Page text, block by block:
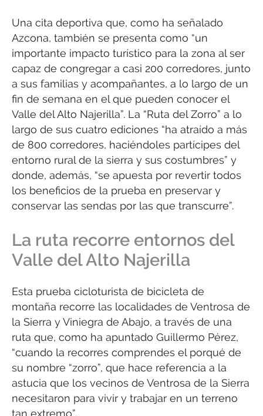
Una cita deportiva que, como ha señalado
Azcona, también se presenta como “un
importante impacto turístico para la zona al ser
capaz de congregar a casi 200 corredores, junto
a sus familias y acompañantes, a lo largo de un
fin de semana en el que pueden conocer el
Valle del Alto Najerilla”. La “Ruta del Zorro” a lo
largo de sus cuatro ediciones “ha atraído a más
de 800 corredores, haciéndoles partícipes del
entorno rural de la sierra y sus costumbres” y
donde, además, “se apuesta por revertir todos
los beneficios de la prueba en preservar y
conservar las sendas por las que transcurre”.
La ruta recorre entornos del
Valle del Alto Najerilla
Esta prueba cicloturista de bicicleta de
montaña recorre las localidades de Ventrosa de
la Sierra y Viniegra de Abajo, a través de una
ruta que, como ha apuntado Guillermo Pérez,
“cuando la recorres comprendes el porqué de
su nombre “zorro”, que hace referencia a la
astucia que los vecinos de Ventrosa de la Sierra
necesitaron para vivir y trabajar en un terreno